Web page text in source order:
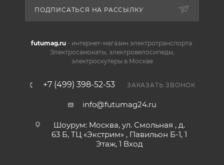
ПОДПИСАТЬСЯ НА РАССЫЛКУ
futumag.ru- интернет-магазин электротранспорта.
Электросамокаты, электровелосипеды,
электроскутеры в Москве
+7 (499) 398-52-53 ЗАКАЗАТЬ ЗВОНОК
info@futumag24.ru
Шоурум: Москва, ул. Смольная , д.
63 Б, ТЦ «Экстрим» , Павильон Б-1, 1
Этаж, 1 Вход